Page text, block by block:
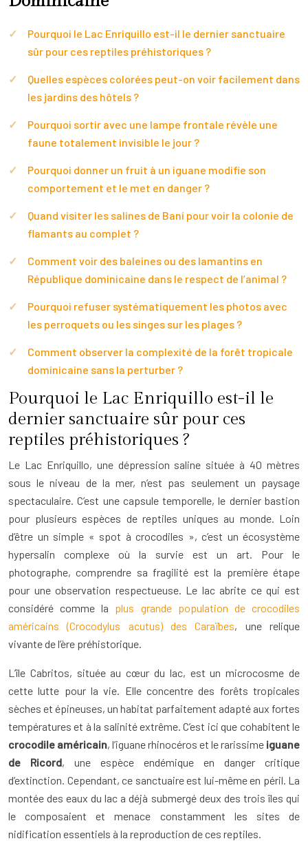
Pourquoi le Lac Enriquillo est-il le dernier sanctuaire
sûr pour ces reptiles préhistoriques ?
Quelles espèces colorées peut-on voir facilement dans
les jardins des hôtels ?
Pourquoi sortir avec une lampe frontale révèle une
faune totalement invisible le jour ?
Pourquoi donner un fruit à un iguane modifie son
comportement et le met en danger ?
Quand visiter les salines de Baní pour voir la colonie de
flamants au complet ?
Comment voir des baleines ou des lamantins en
République dominicaine dans le respect de l’animal ?
Pourquoi refuser systématiquement les photos avec
les perroquets ou les singes sur les plages ?
Comment observer la complexité de la forêt tropicale
dominicaine sans la perturber ?
Pourquoi le Lac Enriquillo est-il le
dernier sanctuaire sûr pour ces
reptiles préhistoriques ?
Le Lac Enriquillo, une dépression saline située à 40 mètres
sous le niveau de la mer, n’est pas seulement un paysage
spectaculaire. C’est une capsule temporelle, le dernier bastion
pour plusieurs espèces de reptiles uniques au monde. Loin
d’être un simple « spot à crocodiles », c’est un écosystème
hypersalin complexe où la survie est un art. Pour le
photographe, comprendre sa fragilité est la première étape
pour une observation respectueuse. Le lac abrite ce qui est
considéré comme la plus grande population de crocodiles
américains (Crocodylus acutus) des Caraïbes, une relique
vivante de l’ère préhistorique.
L’île Cabritos, située au cœur du lac, est un microcosme de
cette lutte pour la vie. Elle concentre des forêts tropicales
sèches et épineuses, un habitat parfaitement adapté aux fortes
températures et à la salinité extrême. C’est ici que cohabitent le
crocodile américain, l’iguane rhinocéros et le rarissime iguane
de Ricord, une espèce endémique en danger critique
d’extinction. Cependant, ce sanctuaire est lui-même en péril. La
montée des eaux du lac a déjà submergé deux des trois îles qui
le composaient et menace constamment les sites de
nidification essentiels à la reproduction de ces reptiles.